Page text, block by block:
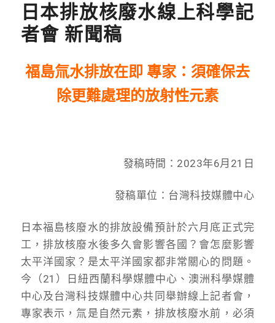
日本排放核廢水線上科學記
者會 新聞稿
福島氚水排放在即 專家：須確保去
除更難處理的放射性元素
發稿時間：2023年6月21日
發稿單位：台灣科技媒體中心
日本福島核廢水的排放設備預計於六月底正式完
工，排放核廢水後多久會影響各國？會怎麼影響
太平洋國家？是太平洋國家都非常關心的問題。
今（21）日紐西蘭科學媒體中心、澳洲科學媒體
中心及台灣科技媒體中心共同舉辦線上記者會，
專家表示，氚是自然元素，排放核廢水前，必須